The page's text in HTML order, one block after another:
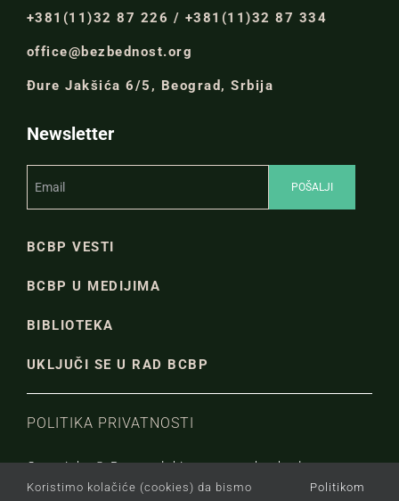
+381(11)32 87 226 / +381(11)32 87 334
office@bezbednost.org
Đure Jakšića 6/5, Beograd, Srbija
Newsletter
BCBP VESTI
BCBP U MEDIJIMA
BIBLIOTEKA
UKLJUČI SE U RAD BCBP
POLITIKA PRIVATNOSTI
Copyright © Beogradski centar za bezbednosnu
Koristimo kolačiće (cookies) da bismo Politikom